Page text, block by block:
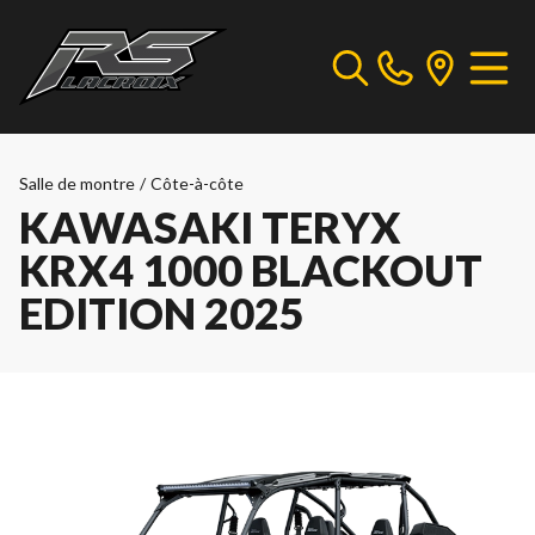
Salle de montre / Côte-à-côte
KAWASAKI TERYX
KRX4 1000 BLACKOUT
EDITION 2025